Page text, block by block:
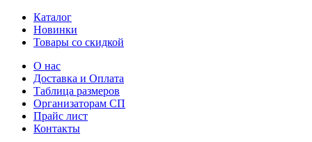
Каталог
Новинки
Товары со скидкой
О нас
Доставка и Оплата
Таблица размеров
Организаторам СП
Прайс лист
Контакты